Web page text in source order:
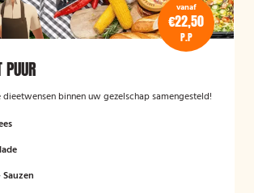
vanaf
€22,50
P.P
binnen uw gezelschap samengesteld!